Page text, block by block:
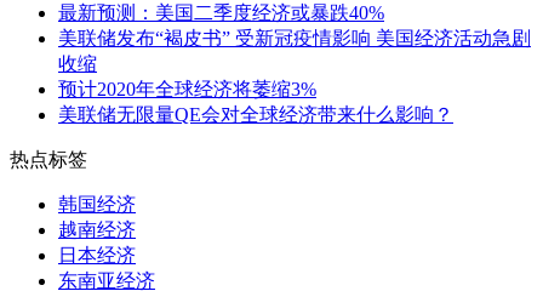
最新预测：美国二季度经济或暴跌40%
美联储发布“褐皮书” 受新冠疫情影响 美国经济活动急剧
收缩
预计2020年全球经济将萎缩3%
美联储无限量QE会对全球经济带来什么影响？
热点标签
韩国经济
越南经济
日本经济
东南亚经济